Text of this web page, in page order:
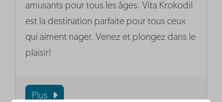
amusants pour tous les âges. Vita Krokodil
est la destination parfaite pour tous ceux
qui aiment nager. Venez et plongez dans le
plaisir!
Plus